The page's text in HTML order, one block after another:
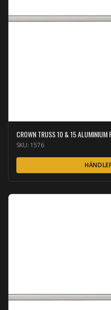
CROWN TRUSS 10 & 15 ALUMINIUM
SKU: 1576